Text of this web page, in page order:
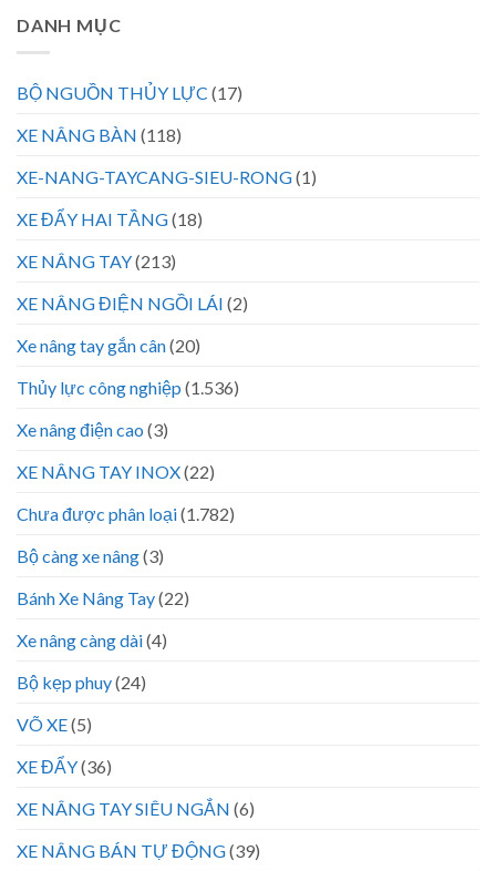
DANH MỤC
BỘ NGUỒN THỦY LỰC (17)
XE NÂNG BÀN (118)
XE-NANG-TAYCANG-SIEU-RONG(1)
XE ĐẨY HAI TẦNG(18)
XE NÂNG TAY(213)
XE NÂNG ĐIỆN NGỒI LÁI (2)
Xe nâng tay gắn cân(20)
Thủy lực công nghiệp (1.536)
Xe nâng điện cao (3)
XE NÂNG TAY INOX(22)
Chưa được phân loại(1.782)
Bộ càng xe nâng(3)
Bánh Xe Nâng Tay(22)
Xe nâng càng dài(4)
Bộ kẹp phuy(24)
VÕ XE(5)
XE ĐẨY(36)
XE NÂNG TAY SIÊU NGẮN (6)
XE NÂNG BÁN TỰ ĐỘNG(39)